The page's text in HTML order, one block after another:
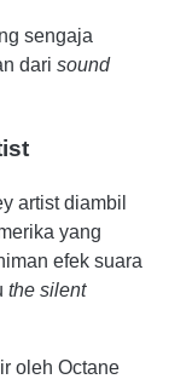
sengaja
dari sound
artist diambil
yang
efek suara
the silent
oleh Octane